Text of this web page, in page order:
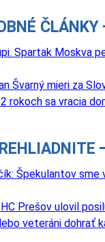
ČLÁNKY
Spartak Moskva
Švarný mieri za
rokoch sa vracia
Špekulantov sme
Prešov ulovil
veteráni dohrať